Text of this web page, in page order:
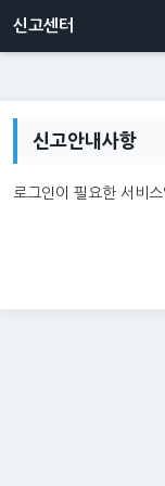
신고센터
신고센터
신고안내사항
로그인이 필요한 서비스